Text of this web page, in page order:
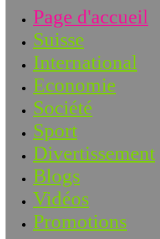
Page d'accueil
Suisse
International
Economie
Société
Sport
Divertissement
Blogs
Vidéos
Promotions